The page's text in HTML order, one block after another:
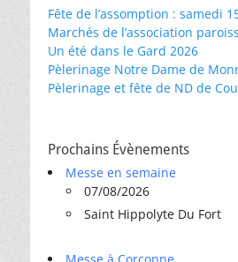
Fête de l’assomption : samedi
Marchés de l’association
Un été dans le Gard 2026
Pèlerinage Notre Dame de
Pèlerinage et fête de ND de
Prochains Évènements
Messe en semaine
07/08/2026
Saint Hippolyte Du Fort